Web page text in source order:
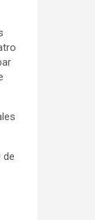
de